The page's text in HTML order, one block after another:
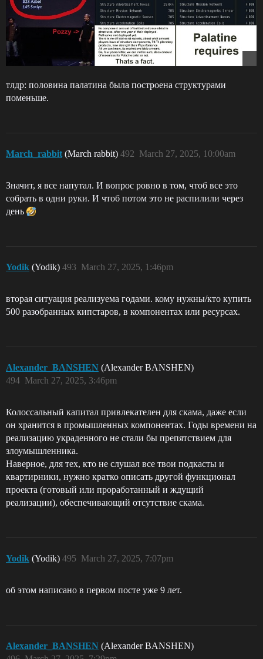
тлдр: половина палатина была построена структурами
поменьше.
March_rabbit (March rabbit) March 27, 2025, 10:00am
492
Значит, я все напутал. И вопрос ровно в том, чтоб все это
собрать в одни руки. И чтоб потом это не распилили через
день
Yodik (Yodik) March 27, 2025, 1:46pm
493
вторая ситуация реализуема годами. кому нужны/кто купить
500 разобранных кипстаров, в компонентах или ресурсах.
Alexander_BANSHEN (Alexander BANSHEN)
March 27, 2025, 3:46pm
494
Колоссальный капитал привлекателен для скама, даже если
он хранится в промышленных компонентах. Годы времени на
реализацию украденного не стали бы препятствием для
злоумышленника.
Наверное, для тех, кто не слушал все твои подкасты и
квартирники, нужно кратко описать другой функционал
проекта (готовый или проработанный и ждущий
реализации), обеспечивающий отсутствие скама.
Yodik (Yodik) March 27, 2025, 7:07pm
495
об этом написано в первом посте уже 9 лет.
Alexander_BANSHEN (Alexander BANSHEN)